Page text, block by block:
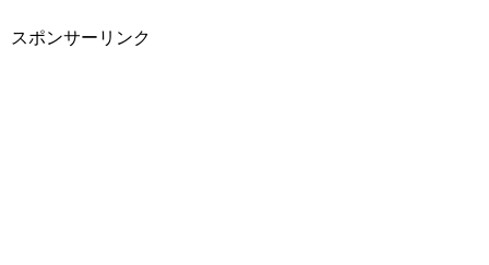
スポンサーリンク